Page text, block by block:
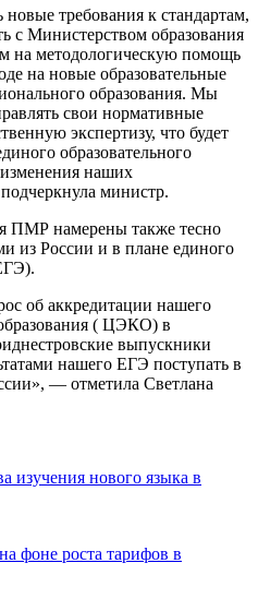
требования к стандартам,
с Министерством образования
на методологическую помощь
на новые образовательные
образования. Мы
свои нормативные
экспертизу, что будет
образовательного
наших
министр.
ПМР намерены также тесно
из России и в плане единого
об аккредитации нашего
( ЦЭКО) в
выпускники
нашего ЕГЭ поступать в
— отметила Светлана
изучения нового языка в
фоне роста тарифов в